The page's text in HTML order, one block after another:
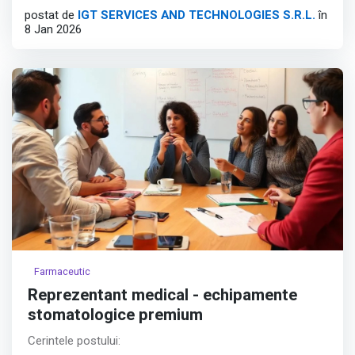
Travel and High-Growth Tech sectors.
Position Overview:
Afișează tot
postat de IGT SERVICES AND TECHNOLOGIES S.R.L. în
8 Jan 2026
Farmaceutic
Reprezentant medical - echipamente
stomatologice premium
Cerintele postului: